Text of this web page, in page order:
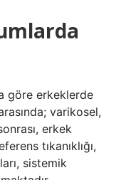
göre erkeklerde
varikosel,
erkek
tıkanıklığı,
sistemik